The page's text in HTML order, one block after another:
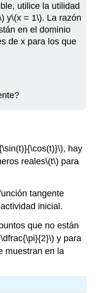
utilice la utilidad
y\(x = 1\). La razón
en el dominio
de x para los que
, hay
reales\(t\) para
tangente
inicial.
que no están
y para
muestran en la